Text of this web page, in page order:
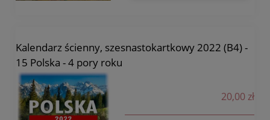
Kalendarz ścienny, szesnastokartkowy 2022 (B4) -
15 Polska - 4 pory roku
20,00 zł